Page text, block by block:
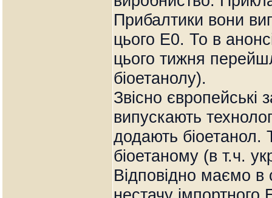
Прибалтики вони
цього Е0. То в
цього тижня
біоетанолу).
Звісно європейські
випускають
додають біоетанол.
біоетаному (в т.ч.
Відповідно маємо в